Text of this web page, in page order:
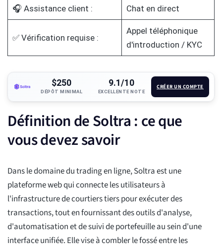
🎧 Assistance client : Chat en direct
✅ Vérification requise :
Appel téléphonique
d'introduction / KYC
$250
DÉPÔT MINIMAL
9.1/10
EXCELLENTE NOTE
CRÉER UN COMPTE
Définition de Soltra : ce que
vous devez savoir
Dans le domaine du trading en ligne, Soltra est une
plateforme web qui connecte les utilisateurs à
l'infrastructure de courtiers tiers pour exécuter des
transactions, tout en fournissant des outils d'analyse,
d'automatisation et de suivi de portefeuille au sein d'une
interface unifiée. Elle vise à combler le fossé entre les